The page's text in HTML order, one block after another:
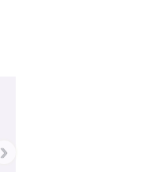
›